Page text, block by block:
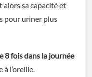
alors sa capacité et
pour uriner plus
8 fois dans la journée
l’oreille.